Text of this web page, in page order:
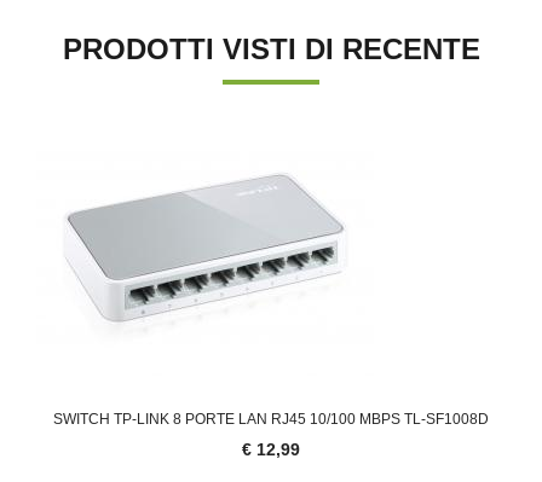
PRODOTTI VISTI DI RECENTE
SWITCH TP-LINK 8 PORTE LAN RJ45 10/100 MBPS TL-SF1008D
€ 12,99